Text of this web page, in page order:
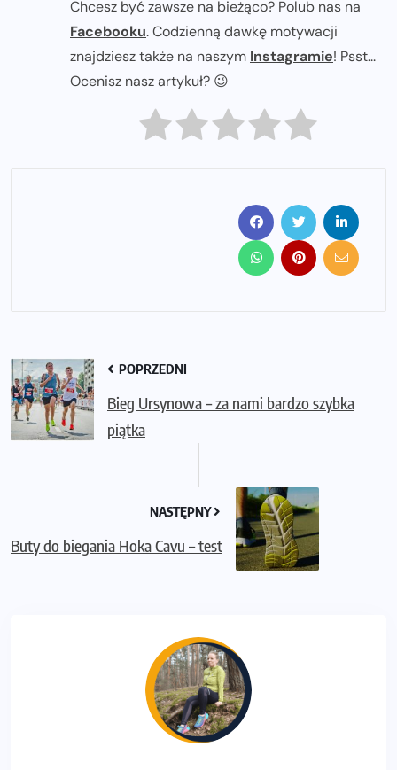
Chcesz być zawsze na bieżąco? Polub nas na
Facebooku. Codzienną dawkę motywacji
znajdziesz także na naszym Instagramie! Psst...
Ocenisz nasz artykuł? 😉
POPRZEDNI
Bieg Ursynowa – za nami bardzo szybka
piątka
NASTĘPNY
Buty do biegania Hoka Cavu – test